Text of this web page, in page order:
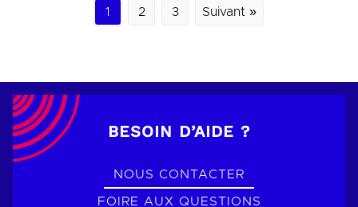
1 2 3 Suivant »
BESOIN D’AIDE ?
NOUS CONTACTER
FOIRE AUX QUESTIONS